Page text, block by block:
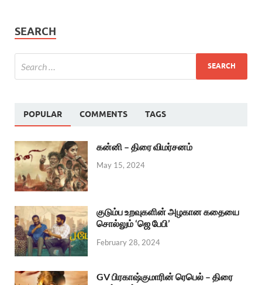
SEARCH
POPULAR COMMENTS TAGS
கன்னி – திரை விமர்சனம்
May 15, 2024
குடும்ப உறவுகளின் அழகான கதையை
சொல்லும் ‘ஜெ பேபி’
February 28, 2024
GV பிரகாஷ்குமாரின் ரெபெல் – திரை